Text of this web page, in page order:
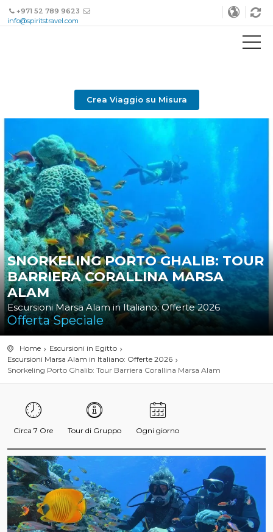
+971 52 789 9623
info@spiritstravel.com
Crea Viaggio su Misura
SNORKELING PORTO GHALIB: TOUR
BARRIERA CORALLINA MARSA
ALAM
Escursioni Marsa Alam in Italiano: Offerte 2026
Offerta Speciale
Home
Escursioni in Egitto
Escursioni Marsa Alam in Italiano: Offerte 2026
Snorkeling Porto Ghalib: Tour Barriera Corallina Marsa Alam
Circa 7 Ore Tour di Gruppo Ogni giorno